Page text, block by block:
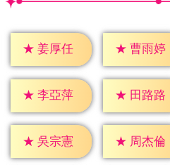
★ 姜厚任 ★ 曹雨婷
★ 李亞萍 ★ 田路路
★ 吳宗憲 ★ 周杰倫